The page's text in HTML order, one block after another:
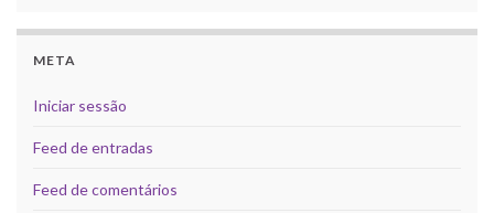
META
Iniciar sessão
Feed de entradas
Feed de comentários